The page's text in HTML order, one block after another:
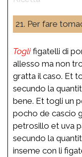
21. Per fare
Togli figatelli di
allesso ma non
gratta il caso. Et
secundo la
bene. Et togli un
pocho de cascio
petrosillo et uva
secundo la
inseme con li